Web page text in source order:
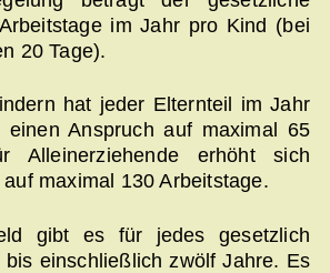
im Jahr pro Kind (bei
20 Tage).
hat jeder Elternteil im Jahr
einen Anspruch auf maximal 65
Alleinerziehende erhöht sich
maximal 130 Arbeitstage.
gibt es für jedes gesetzlich
einschließlich zwölf Jahre. Es